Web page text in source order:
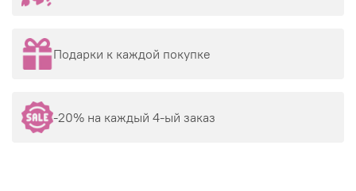
Подарки к каждой покупке
-20% на каждый 4-ый заказ